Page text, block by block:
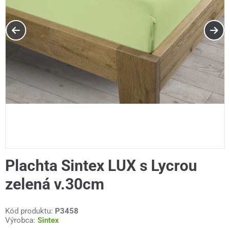
Plachta Sintex LUX s Lycrou
zelená v.30cm
Kód produktu: P3458
Výrobca: Sintex